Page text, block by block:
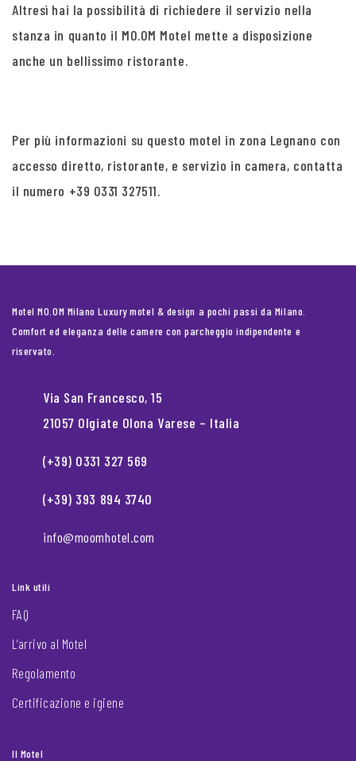
Altresì hai la possibilità di richiedere il servizio nella
stanza in quanto il MO.OM Motel mette a disposizione
anche un bellissimo ristorante.
Per più informazioni su questo motel in zona Legnano con
accesso diretto, ristorante, e servizio in camera, contatta
il numero +39 0331 327511.
Motel MO.OM Milano Luxury motel & design a pochi passi da Milano.
Comfort ed eleganza delle camere con parcheggio indipendente e
riservato.
Via San Francesco, 15
21057 Olgiate Olona Varese – Italia
(+39) 0331 327 569
(+39) 393 894 3740
info@moomhotel.com
Link utili
FAQ
L’arrivo al Motel
Regolamento
Certificazione e igiene
Il Motel